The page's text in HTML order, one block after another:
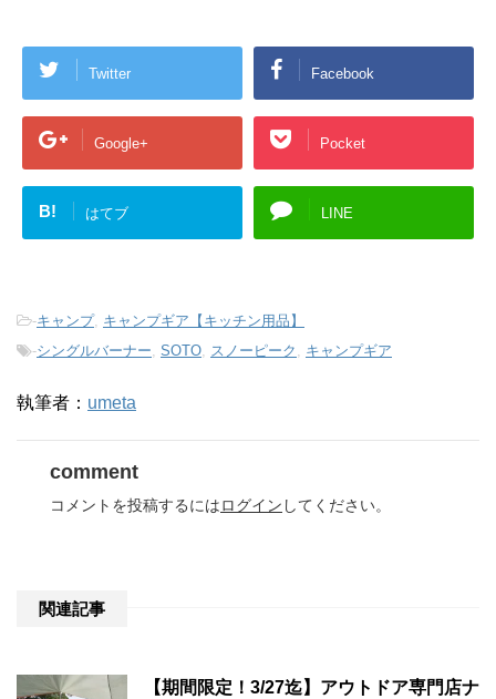
Twitter Facebook
Google+ Pocket
B! はてブ LINE
-キャンプ, キャンプギア【キッチン用品】
-シングルバーナー, SOTO, スノーピーク , キャンプギア
執筆者： umeta
comment
コメントを投稿するにはログイン してください。
関連記事
【期間限定！3/27迄】アウトドア専門店ナ